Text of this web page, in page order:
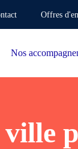
Offres
Nos